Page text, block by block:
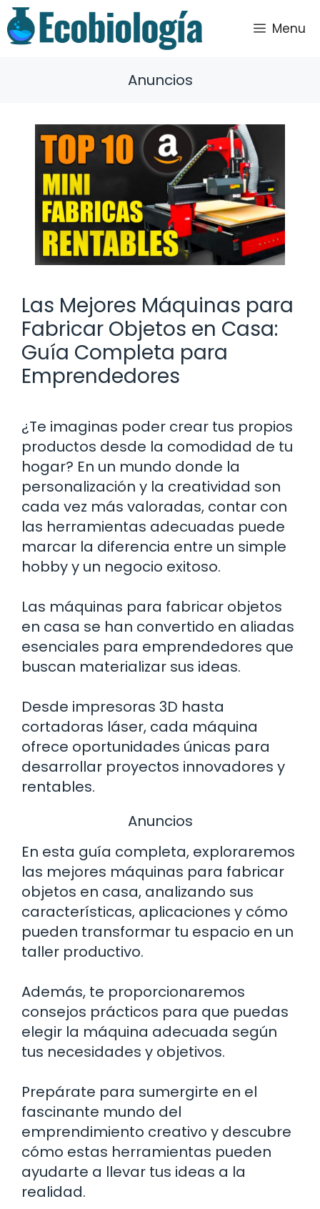
Saltar
al
contenido
Menu
Anuncios
Las Mejores Máquinas para
Fabricar Objetos en Casa:
Guía Completa para
Emprendedores
¿Te imaginas poder crear tus propios
productos desde la comodidad de tu
hogar? En un mundo donde la
personalización y la creatividad son
cada vez más valoradas, contar con
las herramientas adecuadas puede
marcar la diferencia entre un simple
hobby y un negocio exitoso.
Las máquinas para fabricar objetos
en casa se han convertido en aliadas
esenciales para emprendedores que
buscan materializar sus ideas.
Desde impresoras 3D hasta
cortadoras láser, cada máquina
ofrece oportunidades únicas para
desarrollar proyectos innovadores y
rentables.
Anuncios
En esta guía completa, exploraremos
las mejores máquinas para fabricar
objetos en casa, analizando sus
características, aplicaciones y cómo
pueden transformar tu espacio en un
taller productivo.
Además, te proporcionaremos
consejos prácticos para que puedas
elegir la máquina adecuada según
tus necesidades y objetivos.
Prepárate para sumergirte en el
fascinante mundo del
emprendimiento creativo y descubre
cómo estas herramientas pueden
ayudarte a llevar tus ideas a la
realidad.